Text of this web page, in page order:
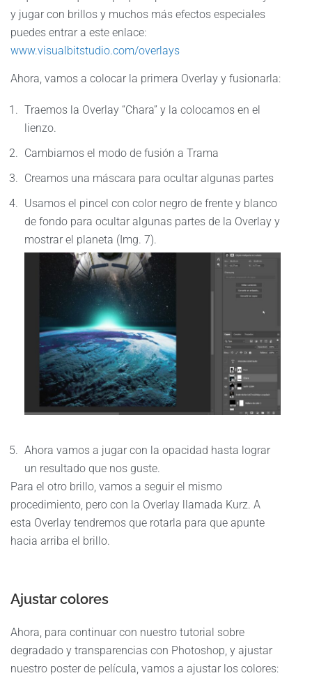
y jugar con brillos y muchos más efectos especiales
puedes entrar a este enlace:
www.visualbitstudio.com/overlays
Ahora, vamos a colocar la primera Overlay y fusionarla:
Traemos la Overlay “Chara” y la colocamos en el
lienzo.
Cambiamos el modo de fusión a Trama
Creamos una máscara para ocultar algunas partes
Usamos el pincel con color negro de frente y blanco
de fondo para ocultar algunas partes de la Overlay y
mostrar el planeta (Img. 7).
Ahora vamos a jugar con la opacidad hasta lograr
un resultado que nos guste.
Para el otro brillo, vamos a seguir el mismo
procedimiento, pero con la Overlay llamada Kurz. A
esta Overlay tendremos que rotarla para que apunte
hacia arriba el brillo.
Ajustar colores
Ahora, para continuar con nuestro tutorial sobre
degradado y transparencias con Photoshop, y ajustar
nuestro poster de película, vamos a ajustar los colores: